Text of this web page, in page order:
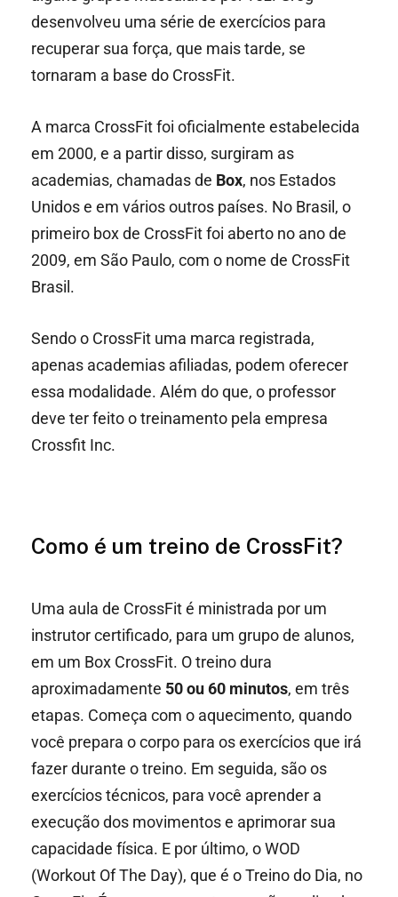
desenvolveu uma série de exercícios para
recuperar sua força, que mais tarde, se
tornaram a base do CrossFit.
A marca CrossFit foi oficialmente estabelecida
em 2000, e a partir disso, surgiram as
academias, chamadas de Box, nos Estados
Unidos e em vários outros países. No Brasil, o
primeiro box de CrossFit foi aberto no ano de
2009, em São Paulo, com o nome de CrossFit
Brasil.
Sendo o CrossFit uma marca registrada,
apenas academias afiliadas, podem oferecer
essa modalidade. Além do que, o professor
deve ter feito o treinamento pela empresa
Crossfit Inc.
Como é um treino de CrossFit?
Uma aula de CrossFit é ministrada por um
instrutor certificado, para um grupo de alunos,
em um Box CrossFit. O treino dura
aproximadamente 50 ou 60 minutos, em três
etapas. Começa com o aquecimento, quando
você prepara o corpo para os exercícios que irá
fazer durante o treino. Em seguida, são os
exercícios técnicos, para você aprender a
execução dos movimentos e aprimorar sua
capacidade física. E por último, o WOD
(Workout Of The Day), que é o Treino do Dia, no